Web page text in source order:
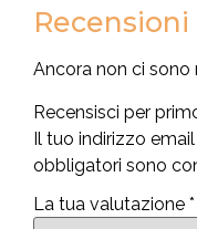
Recensioni
Ancora non ci sono
Recensisci per
Il tuo indirizzo
obbligatori sono
La tua valutazione *